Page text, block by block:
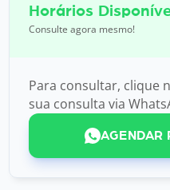
Horários
Consulte agora mesmo!
Para consultar, clique
sua consulta via
AGENDAR